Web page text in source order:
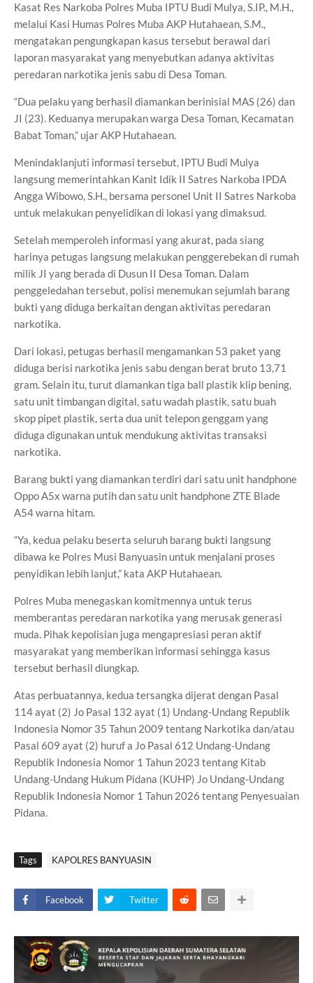
Kasat Res Narkoba Polres Muba IPTU Budi Mulya, S.IP., M.H.,
melalui Kasi Humas Polres Muba AKP Hutahaean, S.M.,
mengatakan pengungkapan kasus tersebut berawal dari
laporan masyarakat yang menyebutkan adanya aktivitas
peredaran narkotika jenis sabu di Desa Toman.
“Dua pelaku yang berhasil diamankan berinisial MAS (26) dan
JI (23). Keduanya merupakan warga Desa Toman, Kecamatan
Babat Toman,” ujar AKP Hutahaean.
Menindaklanjuti informasi tersebut, IPTU Budi Mulya
langsung memerintahkan Kanit Idik II Satres Narkoba IPDA
Angga Wibowo, S.H., bersama personel Unit II Satres Narkoba
untuk melakukan penyelidikan di lokasi yang dimaksud.
Setelah memperoleh informasi yang akurat, pada siang
harinya petugas langsung melakukan penggerebekan di rumah
milik JI yang berada di Dusun II Desa Toman. Dalam
penggeledahan tersebut, polisi menemukan sejumlah barang
bukti yang diduga berkaitan dengan aktivitas peredaran
narkotika.
Dari lokasi, petugas berhasil mengamankan 53 paket yang
diduga berisi narkotika jenis sabu dengan berat bruto 13,71
gram. Selain itu, turut diamankan tiga ball plastik klip bening,
satu unit timbangan digital, satu wadah plastik, satu buah
skop pipet plastik, serta dua unit telepon genggam yang
diduga digunakan untuk mendukung aktivitas transaksi
narkotika.
Barang bukti yang diamankan terdiri dari satu unit handphone
Oppo A5x warna putih dan satu unit handphone ZTE Blade
A54 warna hitam.
“Ya, kedua pelaku beserta seluruh barang bukti langsung
dibawa ke Polres Musi Banyuasin untuk menjalani proses
penyidikan lebih lanjut,” kata AKP Hutahaean.
Polres Muba menegaskan komitmennya untuk terus
memberantas peredaran narkotika yang merusak generasi
muda. Pihak kepolisian juga mengapresiasi peran aktif
masyarakat yang memberikan informasi sehingga kasus
tersebut berhasil diungkap.
Atas perbuatannya, kedua tersangka dijerat dengan Pasal
114 ayat (2) Jo Pasal 132 ayat (1) Undang-Undang Republik
Indonesia Nomor 35 Tahun 2009 tentang Narkotika dan/atau
Pasal 609 ayat (2) huruf a Jo Pasal 612 Undang-Undang
Republik Indonesia Nomor 1 Tahun 2023 tentang Kitab
Undang-Undang Hukum Pidana (KUHP) Jo Undang-Undang
Republik Indonesia Nomor 1 Tahun 2026 tentang Penyesuaian
Pidana.
Tags KAPOLRES BANYUASIN
Facebook Twitter